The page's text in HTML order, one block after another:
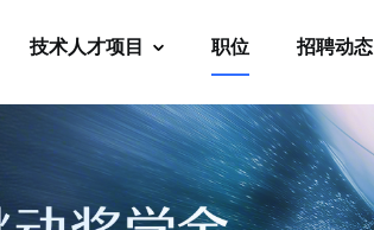
技术人才项目 职位 招聘动态